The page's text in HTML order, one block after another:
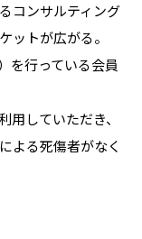
コンサルティング
ットが広がる。
を行っている会員
していただき、
よる死傷者がなく